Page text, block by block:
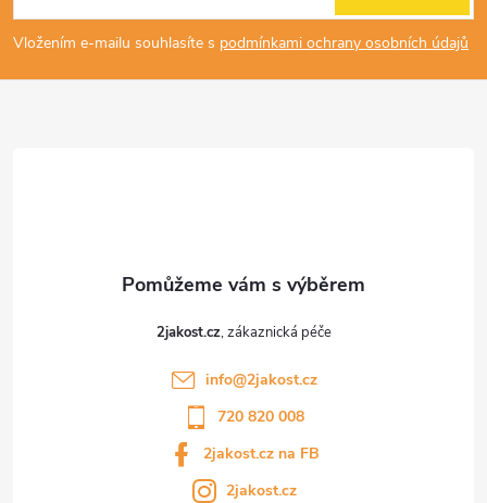
p
a
Vložením e-mailu souhlasíte s podmínkami ochrany osobních údajů
2jakost.cz
info@2jakost.cz
720 820 008
2jakost.cz na FB
2jakost.cz